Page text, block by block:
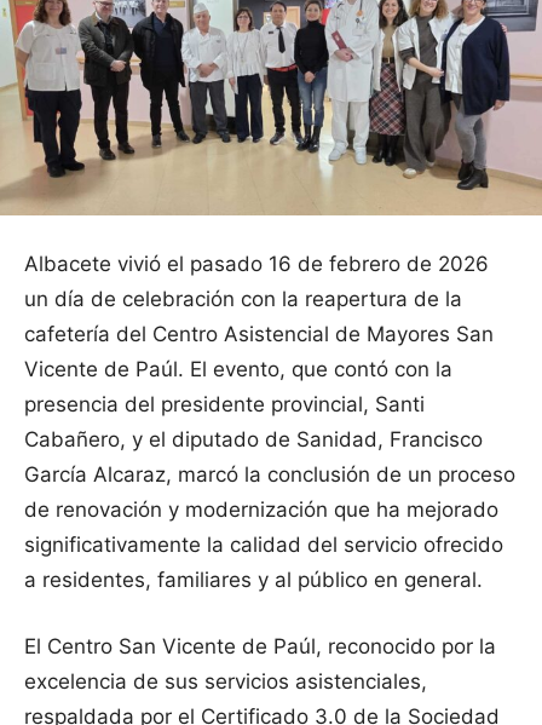
Albacete vivió el pasado 16 de febrero de 2026
un día de celebración con la reapertura de la
cafetería del Centro Asistencial de Mayores San
Vicente de Paúl. El evento, que contó con la
presencia del presidente provincial, Santi
Cabañero, y el diputado de Sanidad, Francisco
García Alcaraz, marcó la conclusión de un proceso
de renovación y modernización que ha mejorado
significativamente la calidad del servicio ofrecido
a residentes, familiares y al público en general.
El Centro San Vicente de Paúl, reconocido por la
excelencia de sus servicios asistenciales,
respaldada por el Certificado 3.0 de la Sociedad